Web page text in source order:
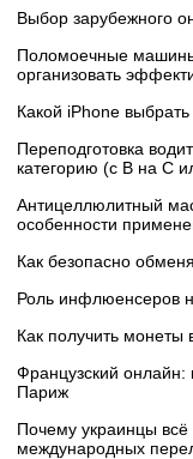
Выбор зарубежного
Поломоечные
организовать
Какой iPhone
Переподготовка
категорию (с B на C
Антицеллюлитный
особенности
Как безопасно
Роль инфлюенсеров
Как получить монеты
Французский онлайн:
Париж
Почему украинцы
международных